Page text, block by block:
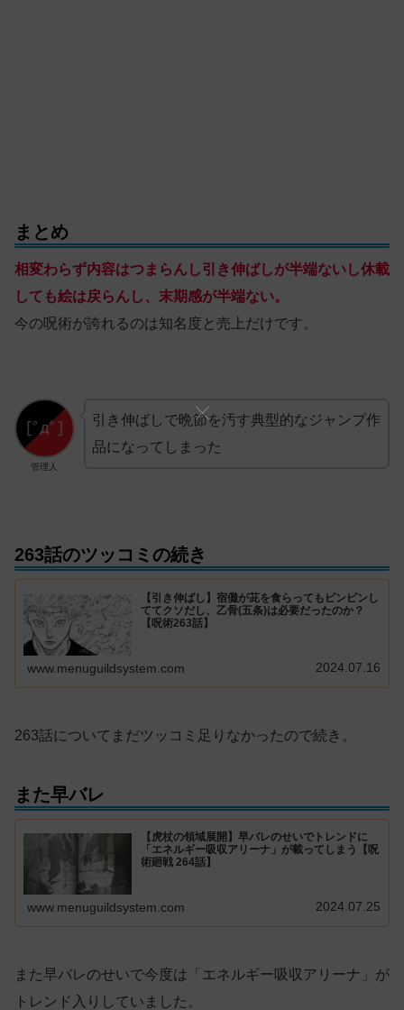
まとめ
相変わらず内容はつまらんし引き伸ばしが半端ないし休載
しても絵は戻らんし、末期感が半端ない。
今の呪術が誇れるのは知名度と売上だけです。
管理人
引き伸ばしで晩節を汚す典型的なジャンプ作
品になってしまった
263話のツッコミの続き
【引き伸ばし】宿儺が茈を食らってもピンピンし
ててクソだし、乙骨(五条)は必要だったのか？
【呪術263話】
www.menuguildsystem.com 2024.07.16
263話についてまだツッコミ足りなかったので続き。
また早バレ
【虎杖の領域展開】早バレのせいでトレンドに
「エネルギー吸収アリーナ」が載ってしまう【呪
術廻戦 264話】
www.menuguildsystem.com 2024.07.25
また早バレのせいで今度は「エネルギー吸収アリーナ」が
トレンド入りしていました。